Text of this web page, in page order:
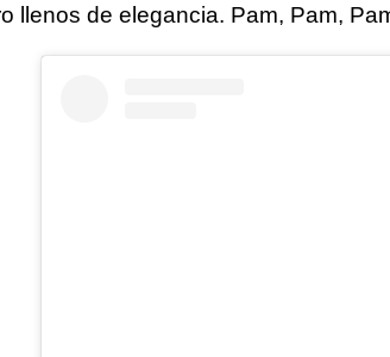
llenos de elegancia. Pam, Pam,